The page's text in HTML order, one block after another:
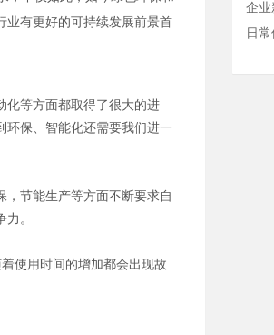
业有更好的可持续发展前景首
化等方面都取得了很大的进
环保、智能化还需要我们进一
节能生产等方面不断要求自
。
使用时间的增加都会出现故
企业
日